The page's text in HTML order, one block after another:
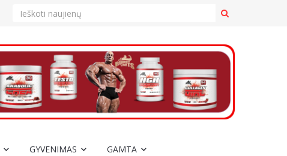
GYVENIMAS GAMTA